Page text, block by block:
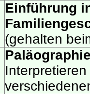
Einführung
(gehalten